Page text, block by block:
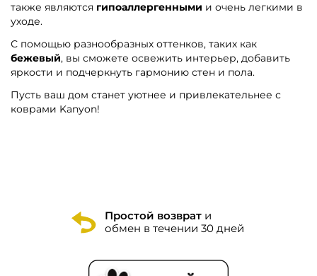
также являются гипоаллергенными и очень легкими в
уходе.
С помощью разнообразных оттенков, таких как
бежевый, вы сможете освежить интерьер, добавить
яркости и подчеркнуть гармонию стен и пола.
Пусть ваш дом станет уютнее и привлекательнее с
коврами Kanyon!
Простой возврати
обмен в течении 30 дней